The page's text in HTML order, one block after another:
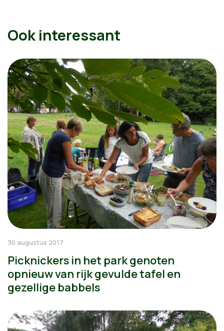
Ook interessant
30 augustus 2017
Picknickers in het park genoten
opnieuw van rijk gevulde tafel en
gezellige babbels